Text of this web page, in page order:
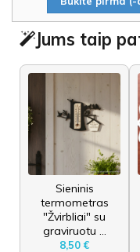
Jums taip
Sieninis
termometras
"Žvirbliai" su
graviruotu ...
8,50 €